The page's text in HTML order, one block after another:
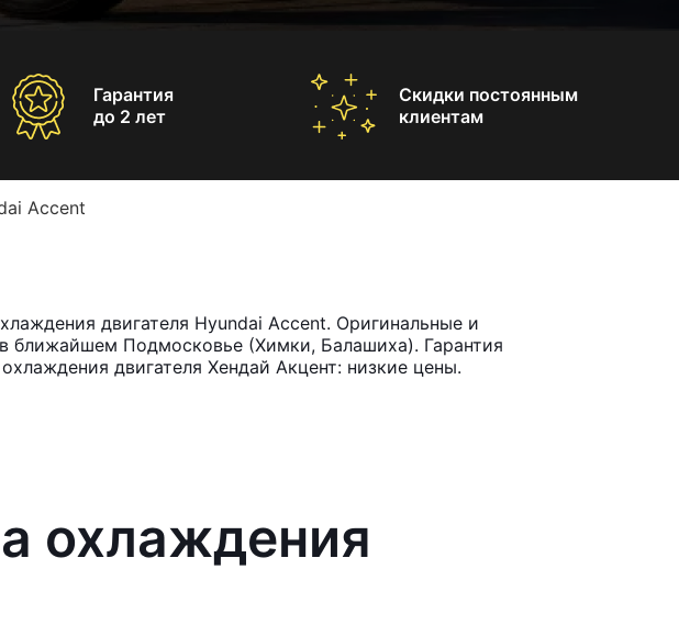
Гарантия
до 2 лет
Скидки постоянным
клиентам
Accent
двигателя Hyundai Accent. Оригинальные и
ближайшем Подмосковье (Химки, Балашиха). Гарантия
двигателя Хендай Акцент: низкие цены.
охлаждения